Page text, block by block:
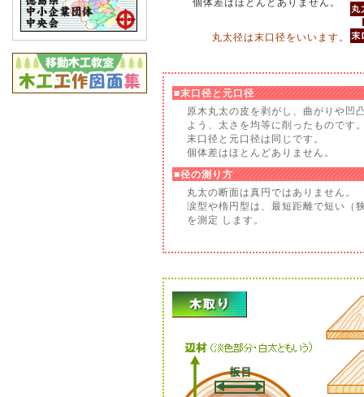
丸太径は末口径をいいます。
■末口径と元口径
原木丸太の皮を剥がし、曲がりや凹
よう、太さを均等に削ったものです
末口径と元口径は同じです。
個体差はほとんどありません。
■径の測り方
丸太の断面は真円ではありません。
涙型や楕円型は、最短距離で短い（
を測定 します。